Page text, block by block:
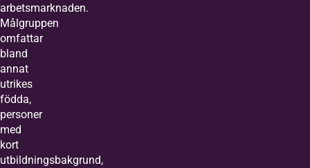
arbetsmarknaden.
Målgruppen
omfattar
bland
annat
utrikes
födda,
personer
med
kort
utbildningsbakgrund,